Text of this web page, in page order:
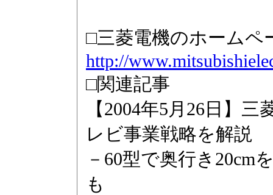
□三菱電機のホームペ
http://
□関連記事
【2004年5月26日】
レビ事業戦略を解説
－60型で奥行き20cm
も